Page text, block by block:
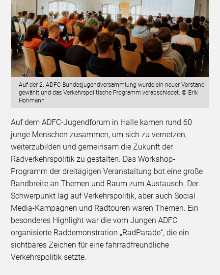
Auf der 2. ADFC-Bundesjugendversammlung wurde ein neuer Vorstand
gewählt und das Verkehrspolitische Programm verabschiedet. © Erik
Hohmann
Auf dem ADFC-Jugendforum in Halle kamen rund 60
junge Menschen zusammen, um sich zu vernetzen,
weiterzubilden und gemeinsam die Zukunft der
Radverkehrspolitik zu gestalten. Das Workshop-
Programm der dreitägigen Veranstaltung bot eine große
Bandbreite an Themen und Raum zum Austausch. Der
Schwerpunkt lag auf Verkehrspolitik, aber auch Social
Media-Kampagnen und Radtouren waren Themen. Ein
besonderes Highlight war die vom Jungen ADFC
organisierte Raddemonstration „RadParade“, die ein
sichtbares Zeichen für eine fahrradfreundliche
Verkehrspolitik setzte.